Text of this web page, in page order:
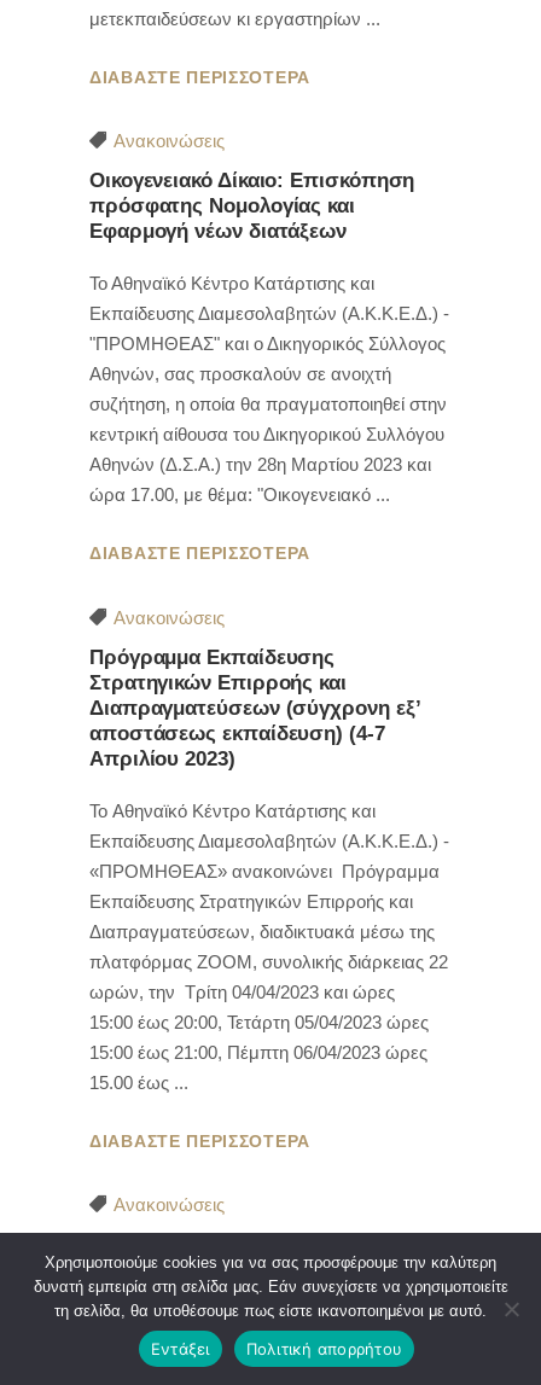
μετεκπαιδεύσεων κι εργαστηρίων
ΔΙΑΒΑΣΤΕ ΠΕΡΙΣΣΟΤΕΡΑ
Ανακοινώσεις
Οικογενειακό Δίκαιο: Επισκόπηση
πρόσφατης Νομολογίας και
Εφαρμογή νέων διατάξεων
Το Αθηναϊκό Κέντρο Κατάρτισης και
Εκπαίδευσης Διαμεσολαβητών (Α.Κ.Κ.Ε.Δ.) -
"ΠΡΟΜΗΘΕΑΣ" και ο Δικηγορικός Σύλλογος
Αθηνών, σας προσκαλούν σε ανοιχτή
συζήτηση, η οποία θα πραγματοποιηθεί στην
κεντρική αίθουσα του Δικηγορικού Συλλόγου
Αθηνών (Δ.Σ.Α.) την 28η Μαρτίου 2023 και
ώρα 17.00, με θέμα: "Οικογενειακό
ΔΙΑΒΑΣΤΕ ΠΕΡΙΣΣΟΤΕΡΑ
Ανακοινώσεις
Πρόγραμμα Εκπαίδευσης
Στρατηγικών Επιρροής και
Διαπραγματεύσεων (σύγχρονη εξ’
αποστάσεως εκπαίδευση) (4-7
Απριλίου 2023)
To Αθηναϊκό Κέντρο Κατάρτισης και
Εκπαίδευσης Διαμεσολαβητών (Α.Κ.Κ.Ε.Δ.) -
«ΠΡΟΜΗΘΕΑΣ» ανακοινώνει Πρόγραμμα
Εκπαίδευσης Στρατηγικών Επιρροής και
Διαπραγματεύσεων, διαδικτυακά μέσω της
πλατφόρμας ZOOM, συνολικής διάρκειας 22
ωρών, την Τρίτη 04/04/2023 και ώρες
15:00 έως 20:00, Τετάρτη 05/04/2023 ώρες
15:00 έως 21:00, Πέμπτη 06/04/2023 ώρες
15.00 έως
ΔΙΑΒΑΣΤΕ ΠΕΡΙΣΣΟΤΕΡΑ
Ανακοινώσεις
Α.Κ.Κ.Ε.Δ. – “ΠΡΟΜΗΘΕΑΣ”
Η σημερινή εκδήλωση του ΔΣΑ και του
Α.Κ.Κ.Ε.Δ ΠΡΟΜΗΘΕΑΣ με θέμα
Χρησιμοποιούμε cookies για να σας προσφέρουμε την καλύτερη
δυνατή εμπειρία στη σελίδα μας. Εάν συνεχίσετε να χρησιμοποιείτε
τη σελίδα, θα υποθέσουμε πως είστε ικανοποιημένοι με αυτό.
Εντάξει Πολιτική απορρήτου